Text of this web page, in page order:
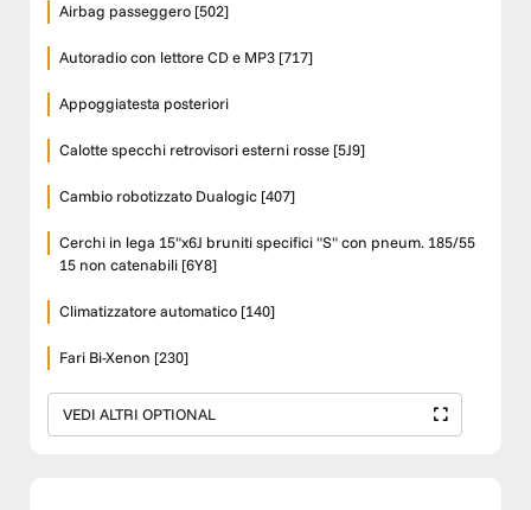
Airbag passeggero [502]
Autoradio con lettore CD e MP3 [717]
Appoggiatesta posteriori
Calotte specchi retrovisori esterni rosse [5J9]
Cambio robotizzato Dualogic [407]
Cerchi in lega 15"x6J bruniti specifici "S" con pneum. 185/55
15 non catenabili [6Y8]
Climatizzatore automatico [140]
Fari Bi-Xenon [230]
VEDI ALTRI OPTIONAL